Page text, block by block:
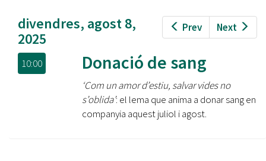
Prev Next
divendres, agost 8,
2025
10:00 Donació de sang
‘Com un amor d’estiu, salvar vides no
s’oblida’: el lema que anima a donar sang en
companyia aquest juliol i agost.